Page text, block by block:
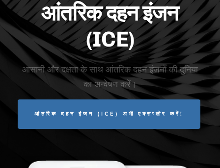
आंतरिक दहन इंजन
(ICE)
आसानी और दक्षता के साथ आंतरिक दहन इंजनों की दुनिया
का अन्वेषण करें।
आंतरिक दहन इंजन (ICE) अभी एक्सप्लोर करें!